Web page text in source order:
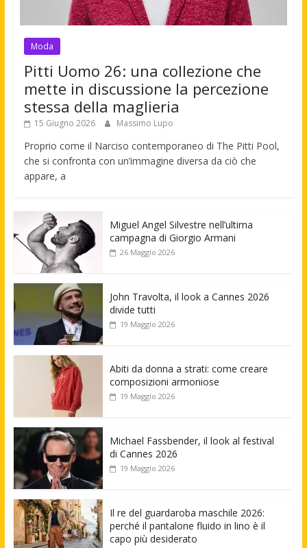
Moda
Pitti Uomo 26: una collezione che
mette in discussione la percezione
stessa della maglieria
15 Giugno 2026 Massimo Lupo
Proprio come il Narciso contemporaneo di The Pitti Pool,
che si confronta con un’immagine diversa da ciò che
appare, a
Miguel Angel Silvestre nell’ultima
campagna di Giorgio Armani
26 Maggio 2026
John Travolta, il look a Cannes 2026
divide tutti
19 Maggio 2026
Abiti da donna a strati: come creare
composizioni armoniose
19 Maggio 2026
Michael Fassbender, il look al festival
di Cannes 2026
19 Maggio 2026
Il re del guardaroba maschile 2026:
perché il pantalone fluido in lino è il
capo più desiderato